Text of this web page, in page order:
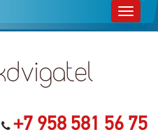
+7 958 581 56 75